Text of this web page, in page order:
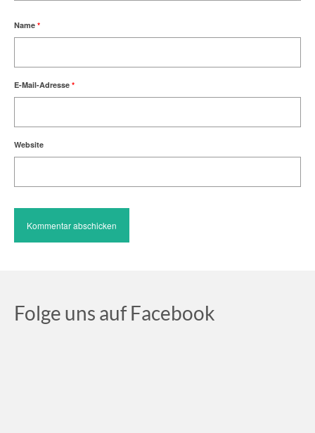
Name *
E-Mail-Adresse *
Website
Folge uns auf Facebook